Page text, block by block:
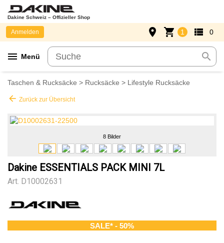
Dakine Schweiz – Offizieller Shop
menu Menü search
Anmelden place shopping_cart 1 view_list 0
Taschen & Rucksäcke > Rucksäcke > Lifestyle Rucksäcke
arrow_back Zurück zur Übersicht
8 Bilder
Dakine ESSENTIALS PACK MINI 7L
Art. D10002631
SALE* - 50%